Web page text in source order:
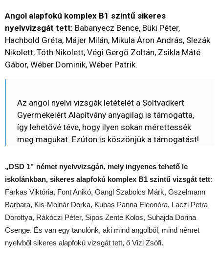
Angol alapfokú komplex B1 szintű sikeres
nyelvvizsgát tett: Babanyecz Bence, Büki Péter,
Hachbold Gréta, Májer Milán, Mikula Áron András, Slezák
Nikolett, Tóth Nikolett, Végi Gergő Zoltán, Zsikla Máté
Gábor, Wéber Dominik, Wéber Patrik.
Az angol nyelvi vizsgák letételét a Soltvadkert
Gyermekeiért Alapítvány anyagilag is támogatta,
így lehetővé téve, hogy ilyen sokan mérettessék
meg magukat. Ezúton is köszönjük a támogatást!
„DSD 1” német nyelvvizsgán, mely ingyenes tehető le
iskolánkban, sikeres alapfokú komplex B1 szintű vizsgát tett:
Farkas Viktória, Font Anikó, Gangl Szabolcs Márk, Gszelmann
Barbara, Kis-Molnár Dorka, Kubas Panna Eleonóra, Laczi Petra
Dorottya, Rákóczi Péter, Sipos Zente Kolos, Suhajda Dorina
Csenge. És van egy tanulónk, aki mind angolból, mind német
nyelvből sikeres alapfokú vizsgát tett, ő Vizi Zsófi.